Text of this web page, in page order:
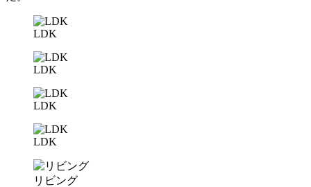
LDK
LDK
LDK
LDK
リビング